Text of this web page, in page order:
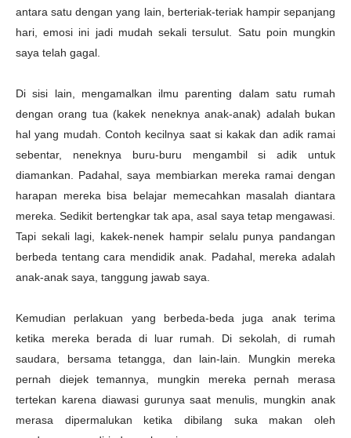
antara satu dengan yang lain, berteriak-teriak hampir sepanjang
hari, emosi ini jadi mudah sekali tersulut. Satu poin mungkin
saya telah gagal.
Di sisi lain, mengamalkan ilmu parenting dalam satu rumah
dengan orang tua (kakek neneknya anak-anak) adalah bukan
hal yang mudah. Contoh kecilnya saat si kakak dan adik ramai
sebentar, neneknya buru-buru mengambil si adik untuk
diamankan. Padahal, saya membiarkan mereka ramai dengan
harapan mereka bisa belajar memecahkan masalah diantara
mereka. Sedikit bertengkar tak apa, asal saya tetap mengawasi.
Tapi sekali lagi, kakek-nenek hampir selalu punya pandangan
berbeda tentang cara mendidik anak. Padahal, mereka adalah
anak-anak saya, tanggung jawab saya.
Kemudian perlakuan yang berbeda-beda juga anak terima
ketika mereka berada di luar rumah. Di sekolah, di rumah
saudara, bersama tetangga, dan lain-lain. Mungkin mereka
pernah diejek temannya, mungkin mereka pernah merasa
tertekan karena diawasi gurunya saat menulis, mungkin anak
merasa dipermalukan ketika dibilang suka makan oleh